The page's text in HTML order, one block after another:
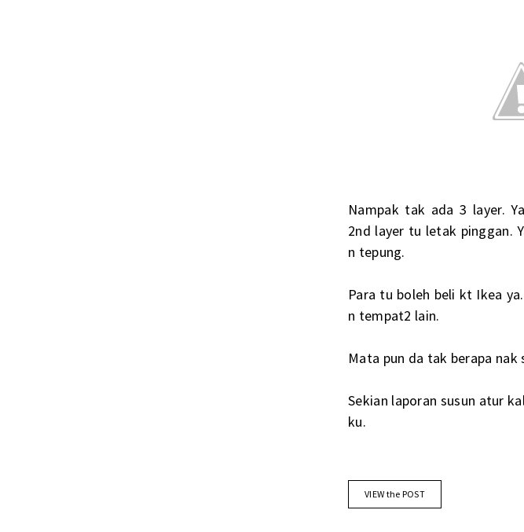
Nampak tak ada 3 layer.
2nd layer tu letak pinggan.
n tepung.
Para tu boleh beli kt Ikea
n tempat2 lain.
Mata pun da tak berapa
Sekian laporan susun atur
ku.
VIEW the POST